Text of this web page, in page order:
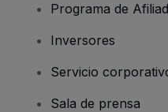
Programa de
Inversores
Servicio
Sala de prensa